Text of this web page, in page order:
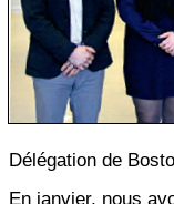
Délégation de
En janvier, nous